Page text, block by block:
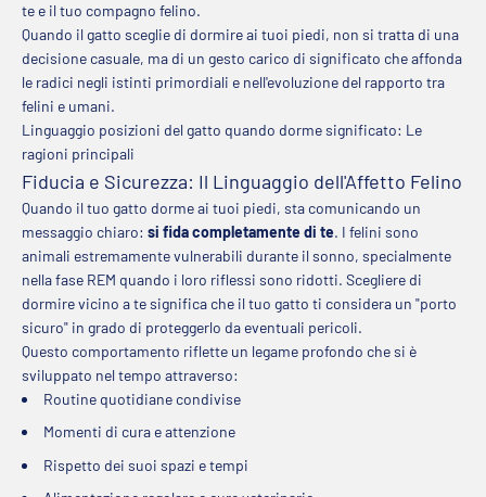
te e il tuo compagno felino.
Quando il gatto sceglie di dormire ai tuoi piedi, non si tratta di una
decisione casuale, ma di un gesto carico di significato che affonda
le radici negli istinti primordiali e nell'evoluzione del rapporto tra
felini e umani.
Linguaggio posizioni del gatto quando dorme significato: Le
ragioni principali
Fiducia e Sicurezza: Il Linguaggio dell'Affetto Felino
Quando il tuo gatto dorme ai tuoi piedi, sta comunicando un
messaggio chiaro: si fida completamente di te. I felini sono
animali estremamente vulnerabili durante il sonno, specialmente
nella fase REM quando i loro riflessi sono ridotti. Scegliere di
dormire vicino a te significa che il tuo gatto ti considera un "porto
sicuro" in grado di proteggerlo da eventuali pericoli.
Questo comportamento riflette un legame profondo che si è
sviluppato nel tempo attraverso:
Routine quotidiane condivise
Momenti di cura e attenzione
Rispetto dei suoi spazi e tempi